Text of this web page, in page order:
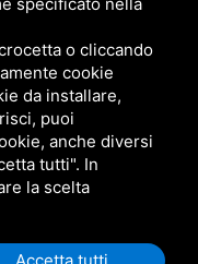
Guelfo di Bologna
| Note legali
o cliccando
cookie
da installare,
puoi
anche diversi
tutti". In
la scelta